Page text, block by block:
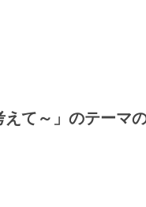
て～」のテーマ